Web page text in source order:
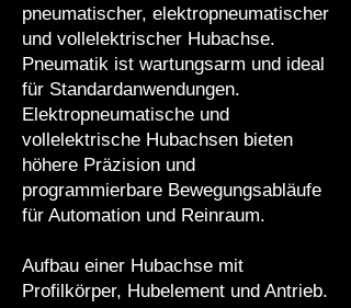
pneumatischer, elektropneumatischer
und vollelektrischer Hubachse.
Pneumatik ist wartungsarm und ideal
für Standardanwendungen.
Elektropneumatische und
vollelektrische Hubachsen bieten
höhere Präzision und
programmierbare Bewegungsabläufe
für Automation und Reinraum.
Aufbau einer Hubachse mit
Profilkörper, Hubelement und Antrieb.